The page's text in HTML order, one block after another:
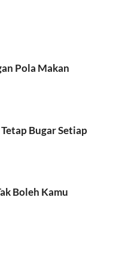
Pola Makan
Bugar Setiap
Boleh Kamu